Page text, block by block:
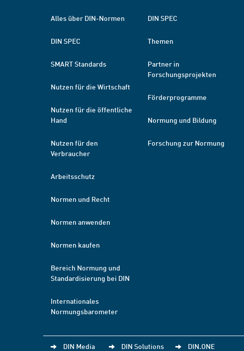
Alles über DIN-Normen
DIN SPEC
SMART Standards
Nutzen für die Wirtschaft
Nutzen für die öffentliche
Hand
Nutzen für den
Verbraucher
Arbeitsschutz
Normen und Recht
Normen anwenden
Normen kaufen
Bereich Normung und
Standardisierung bei DIN
Internationales
Normungsbarometer
DIN SPEC
Themen
Partner in
Forschungsprojekten
Förderprogramme
Normung und Bildung
Forschung zur Normung
DIN Media DIN Solutions DIN.ONE